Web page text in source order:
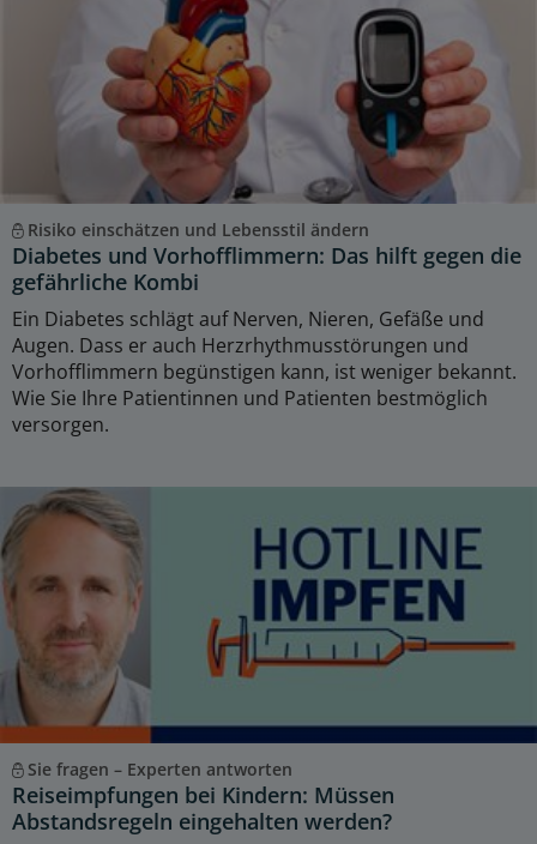
Risiko einschätzen und Lebensstil ändern
Diabetes und Vorhofflimmern: Das hilft gegen die
gefährliche Kombi
Ein Diabetes schlägt auf Nerven, Nieren, Gefäße und
Augen. Dass er auch Herzrhythmusstörungen und
Vorhofflimmern begünstigen kann, ist weniger bekannt.
Wie Sie Ihre Patientinnen und Patienten bestmöglich
versorgen.
Sie fragen – Experten antworten
Reiseimpfungen bei Kindern: Müssen
Abstandsregeln eingehalten werden?